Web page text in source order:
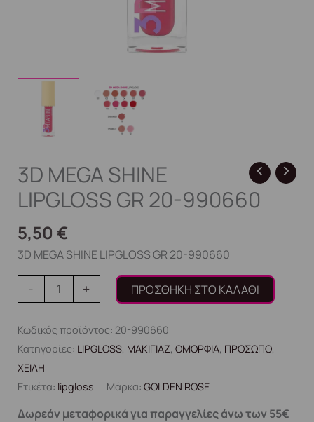
3D MEGA SHINE
LIPGLOSS GR 20-990660
5,50 €
3D MEGA SHINE LIPGLOSS GR 20-990660
- + ΠΡΟΣΘΉΚΗ ΣΤΟ ΚΑΛΆΘΙ
Κωδικός προϊόντος: 20-990660
Κατηγορίες: LIPGLOSS, ΜΑΚΙΓΙΑΖ, ΟΜΟΡΦΙΑ, ΠΡΟΣΩΠΟ,
ΧΕΙΛΗ
Ετικέτα: lipgloss Μάρκα: GOLDEN ROSE
Δωρεάν μεταφορικά για παραγγελίες άνω των 55€